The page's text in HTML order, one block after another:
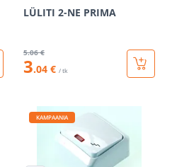
LÜLITI 2-NE PRIMA
5.06 €
3.04 € / tk
KAMPAANIA